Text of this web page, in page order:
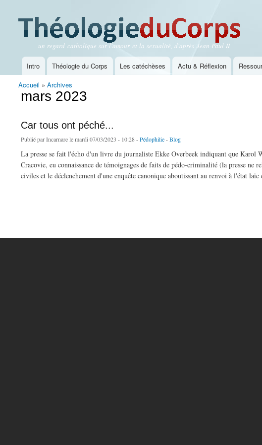
Théologie du Corps
un regard catholique sur l'amour et la sexualité, d'après Jean-Paul II
Menu principal
Intro Théologie du Corps Les catéchèses Actu & Réflexion
Vous êtes ici
Accueil » Archives
mars 2023
Car tous ont péché...
Publié parIncarnarele mardi 07/03/2023 - 10:28 -Pédophilie-Blog
La presse se fait l'écho d'un livre du journaliste Ekke Overbeek indiquant que Karol
Cracovie, eu connaissance de témoignages de faits de pédo-criminalité (la presse
civiles et le déclenchement d'une enquête canonique aboutissant au renvoi à l'état laïc